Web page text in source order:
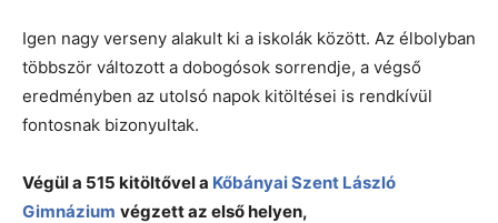
Igen nagy verseny alakult ki a iskolák között. Az élbolyban
többször változott a dobogósok sorrendje, a végső
eredményben az utolsó napok kitöltései is rendkívül
fontosnak bizonyultak.
Végül a 515 kitöltővel a Kőbányai Szent László
Gimnázium végzett az első helyen,